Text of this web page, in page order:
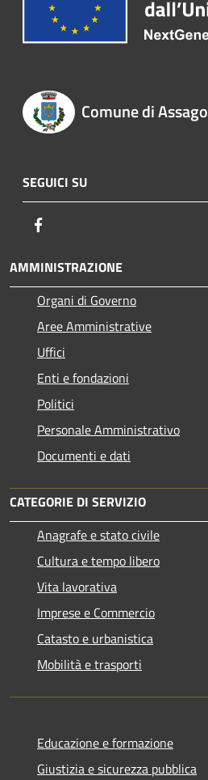
Comune di Assago
SEGUICI SU
AMMINISTRAZIONE
Organi di Governo
Aree Amministrative
Uffici
Enti e fondazioni
Politici
Personale Amministrativo
Documenti e dati
CATEGORIE DI SERVIZIO
Anagrafe e stato civile
Cultura e tempo libero
Vita lavorativa
Imprese e Commercio
Catasto e urbanistica
Mobilità e trasporti
Educazione e formazione
Giustizia e sicurezza pubblica